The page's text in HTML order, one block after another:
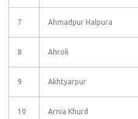
7 Ahmadpur Halpura
8 Ahroli
9 Akhtyarpur
10 Arnia Khurd